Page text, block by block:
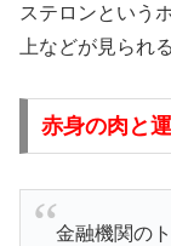
ステロンという
上などが見られ
赤身の肉と
金融機関の